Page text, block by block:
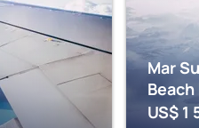
Mar
US$ 1